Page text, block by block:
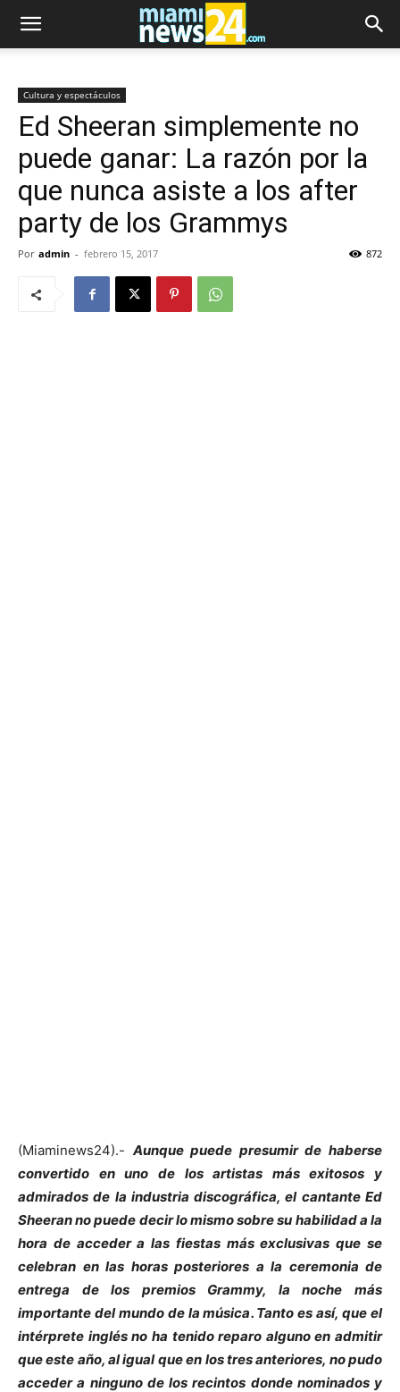
Cultura y espectáculos
Ed Sheeran simplemente no
puede ganar: La razón por la
que nunca asiste a los after
party de los Grammys
Por admin - febrero 15, 2017 872
(Miaminews24).- Aunque puede presumir de haberse
convertido en uno de los artistas más exitosos y
admirados de la industria discográfica, el cantante Ed
Sheeran no puede decir lo mismo sobre su habilidad a la
hora de acceder a las fiestas más exclusivas que se
celebran en las horas posteriores a la ceremonia de
entrega de los premios Grammy, la noche más
importante del mundo de la música. Tanto es así, que el
intérprete inglés no ha tenido reparo alguno en admitir
que este año, al igual que en los tres anteriores, no pudo
acceder a ninguno de los recintos donde nominados y